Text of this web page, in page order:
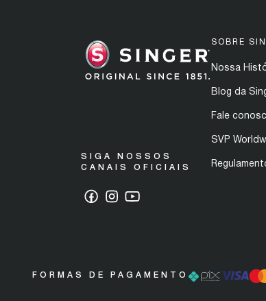
SOBRE
Nossa
Blog da
Fale
SVP
SIGA NOSSOS
CANAIS OFICIAIS
FORMAS DE PAGAMENTO